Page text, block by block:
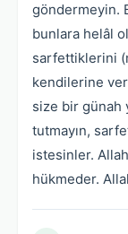
göndermeyin.
bunlara helâl
sarfettiklerini
kendilerine
size bir günah
tutmayın,
istesinler.
hükmeder.